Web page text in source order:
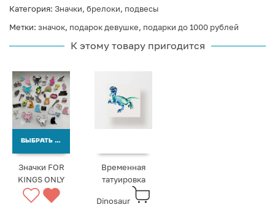
Категория: Значки, брелоки, подвесы
Метки: значок, подарок девушке, подарки до 1000 рублей
К этому товару пригодится
ВЫБРАТЬ ВАРИАНТЫ
Значки FOR
KINGS ONLY
Временная
татуировка
Dinosaur